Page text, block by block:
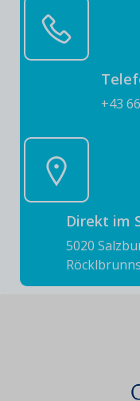
+43
Direkt im
5020